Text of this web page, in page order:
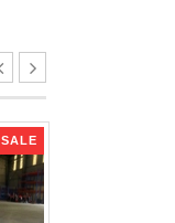
SALE